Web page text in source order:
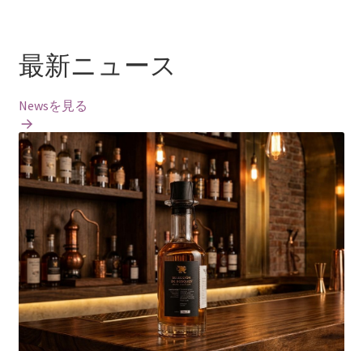
最新ニュース
Newsを見る